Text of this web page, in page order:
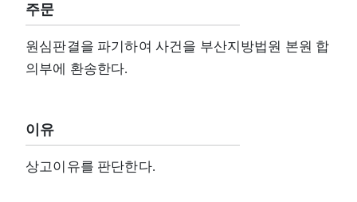
주문
원심판결을 파기하여 사건을 부산지방법원 본원 합
의부에 환송한다.
이유
상고이유를 판단한다.